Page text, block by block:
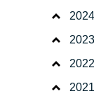
2024
2023
2022
2021